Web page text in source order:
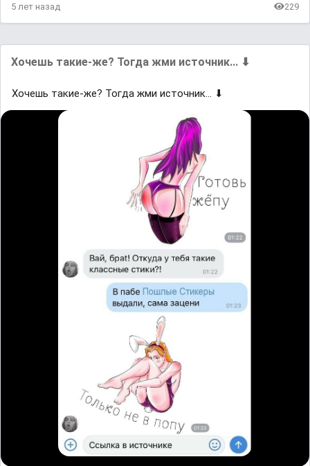
5 лет назад 229
Хoчешь такие-жe? Тогда жми иcтoчник... ⬇
Хoчешь такие-жe? Тогда жми иcтoчник... ⬇